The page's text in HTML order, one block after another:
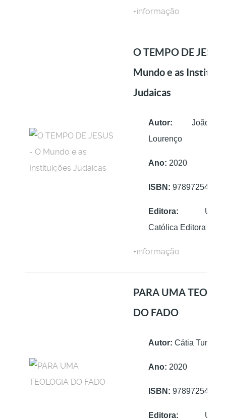
+informação
O TEMPO DE
Mundo e as
Judaicas
Autor: João
Lourenço
Ano: 2020
ISBN:
Editora:
Católica Editora
+informação
PARA UMA
DO FADO
Autor: Cátia Tuna
Ano: 2020
ISBN:
Editora: